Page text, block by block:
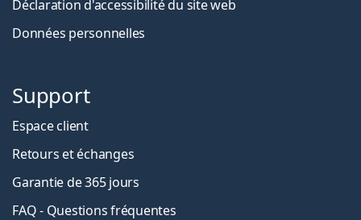
Déclaration d'accessibilité du site web
Données personnelles
Support
Espace client
Retours et échanges
Garantie de 365 jours
FAQ - Questions fréquentes